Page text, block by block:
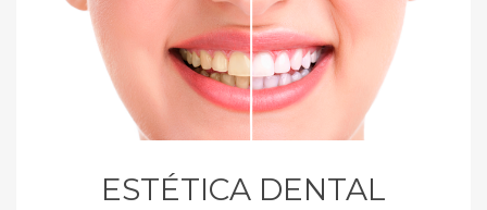
ESTÉTICA DENTAL